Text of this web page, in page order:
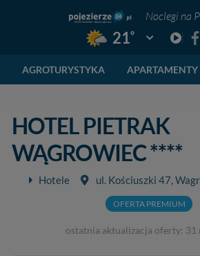
Noclegi na
21° Pogoda:
AGROTURYSTYKA APARTAMENTY
HOTEL PIETRAK
WĄGROWIEC ****
Hotele ul. Kościuszki 47,
OFERTA PREMIUM
ostatnia aktualizacja oferty: 31